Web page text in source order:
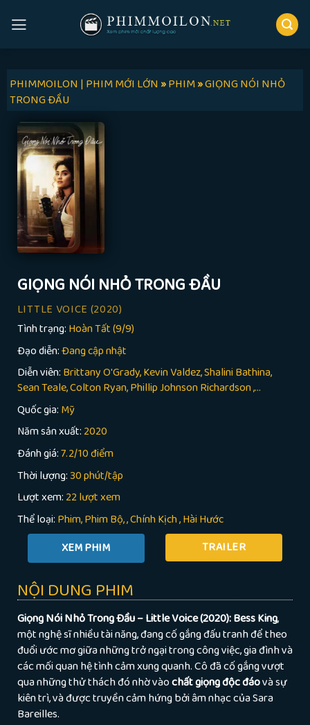
PHIMMOILON | PHIM MỚI LỚN»PHIM»GIỌNG NÓI NHỎ
TRONG ĐẦU
GIỌNG NÓI NHỎ TRONG ĐẦU
LITTLE VOICE (2020)
Tình trạng: Hoàn Tất (9/9)
Đạo diễn:Đang cập nhật
Diễn viên: Brittany O'Grady, Kevin Valdez, Shalini Bathina,
Sean Teale, Colton Ryan, Phillip Johnson Richardson ,...
Quốc gia: Mỹ
Năm sản xuất: 2020
Đánh giá:7.2/10 điểm
Thời lượng:30 phút/tập
Lượt xem: 22 lượt xem
Thể loại: Phim Phim Bộ ,Chính Kịch,Hài Hước
TRAILER
NỘI DUNG PHIM
Giọng Nói Nhỏ Trong Đầu – Little Voice (2020):Bess King,
một nghệ sĩ nhiều tài năng, đang cố gắng đấu tranh để theo
đuổi ước mơ giữa những trở ngại trong công việc, gia đình và
các mối quan hệ tình cảm xung quanh. Cô đã cố gắng vượt
qua những thử thách đó nhờ vàochất giọng độc đáovà sự
kiên trì, và được truyền cảm hứng bởi âm nhạc của Sara
Bareilles.